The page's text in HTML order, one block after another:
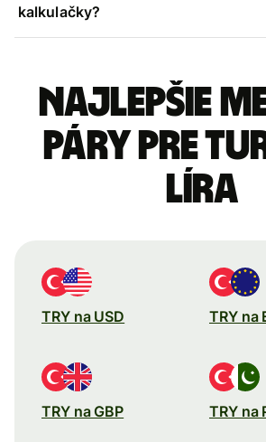
kalkulačky?
Najlepšie
páry pre
líra
TRY na USD TRY na
TRY na GBP TRY na